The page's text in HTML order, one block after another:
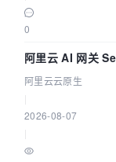
0
阿里云 AI 网关
拓扑可视化构建
阿里云云原生
2026-08-07